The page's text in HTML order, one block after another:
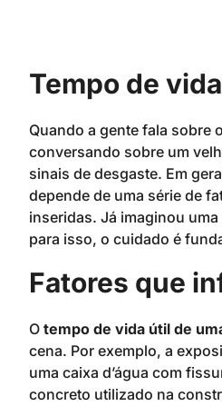
Tempo de
Quando a gente fala sobre o
conversando sobre um
sinais de desgaste. Em
depende de uma série de
inseridas. Já imaginou
para isso, o cuidado é
Fatores que
O tempo de vida útil de
cena. Por exemplo, a
uma caixa d’água com
concreto utilizado na